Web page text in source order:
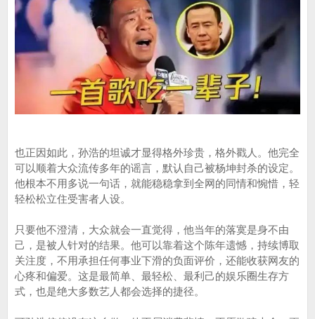
也正因如此，孙浩的坦诚才显得格外珍贵，格外戳人。他完全
可以顺着大众流传多年的谣言，默认自己被杨坤封杀的设定。
他根本不用多说一句话，就能稳稳拿到全网的同情和惋惜，轻
轻松松立住受害者人设。
只要他不澄清，大众就会一直觉得，他当年的落寞是身不由
己，是被人针对的结果。他可以靠着这个陈年遗憾，持续博取
关注度，不用承担任何事业下滑的负面评价，还能收获网友的
心疼和偏爱。这是最简单、最轻松、最利己的娱乐圈生存方
式，也是绝大多数艺人都会选择的捷径。